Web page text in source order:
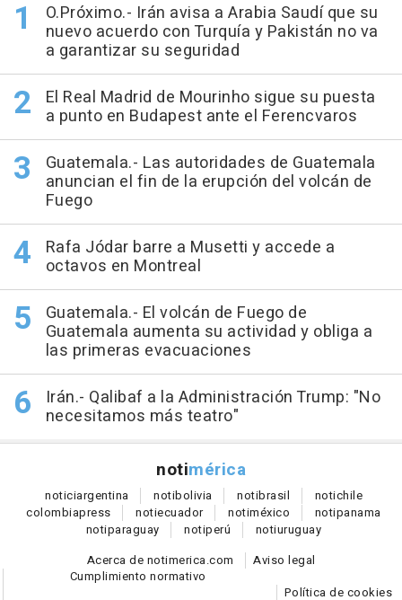
O.Próximo.- Irán avisa a Arabia Saudí que su
nuevo acuerdo con Turquía y Pakistán no va
a garantizar su seguridad
El Real Madrid de Mourinho sigue su puesta
a punto en Budapest ante el Ferencvaros
Guatemala.- Las autoridades de Guatemala
anuncian el fin de la erupción del volcán de
Fuego
Rafa Jódar barre a Musetti y accede a
octavos en Montreal
Guatemala.- El volcán de Fuego de
Guatemala aumenta su actividad y obliga a
las primeras evacuaciones
Irán.- Qalibaf a la Administración Trump: "No
necesitamos más teatro"
notimérica
noticiargentina notibolivia notibrasil notichile
colombiapress notiecuador notiméxico notipanama
notiparaguay notiperú notiuruguay
Acerca de notimerica.com
Aviso legal
Cumplimiento normativo
Política de cookies